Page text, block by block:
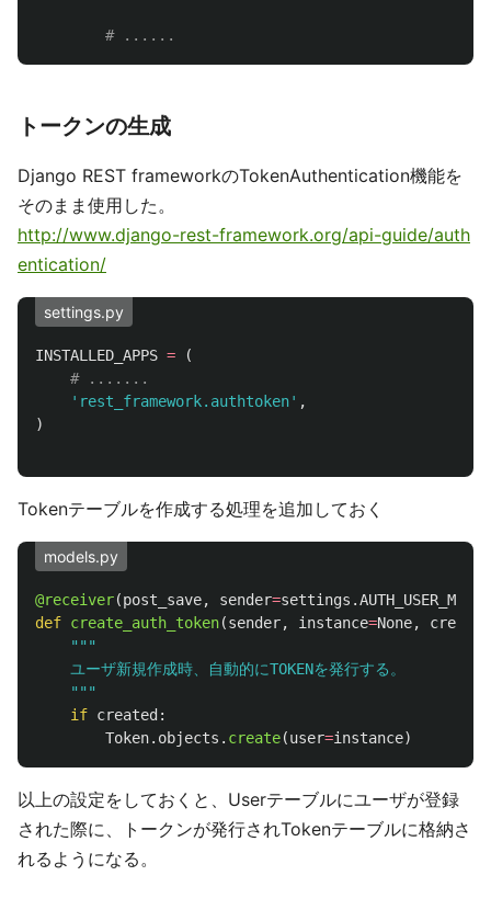
トークンの生成
Django REST frameworkのTokenAuthentication機能を
そのまま使用した。
http://www.django-rest-framework.org/api-guide/auth
entication/
settings.py
INSTALLED_APPS =
(
' rest_framework.authtoken' ,
)
Tokenテーブルを作成する処理を追加しておく
models.py
@receiver(post_save, sender=settings .AUTH_USER_MODEL
def create_auth_token(sender, instance=None,
created
"""
    ユーザ新規作成時、自動的にTOKENを発行する。
"""
if created :
Token. objects . create(user=instance)
以上の設定をしておくと、Userテーブルにユーザが登録
された際に、トークンが発行されTokenテーブルに格納さ
れるようになる。